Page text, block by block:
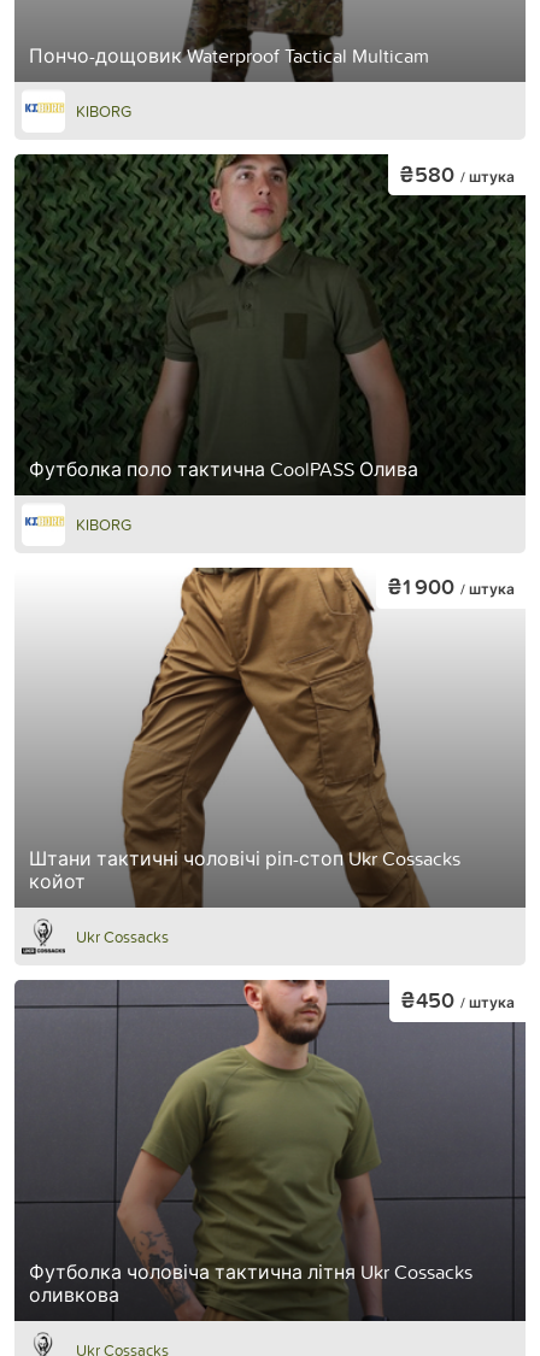
Пончо-дощовик Waterproof Tactical Multicam
KIBORG
Футболка поло тактична CoolPASS Олива
₴580 / штука
KIBORG
Штани тактичні чоловічі ріп-стоп Ukr Cossacks
койот
₴1 900 / штука
Ukr Cossacks
Футболка чоловіча тактична літня Ukr Cossacks
оливкова
₴450 / штука
Ukr Cossacks